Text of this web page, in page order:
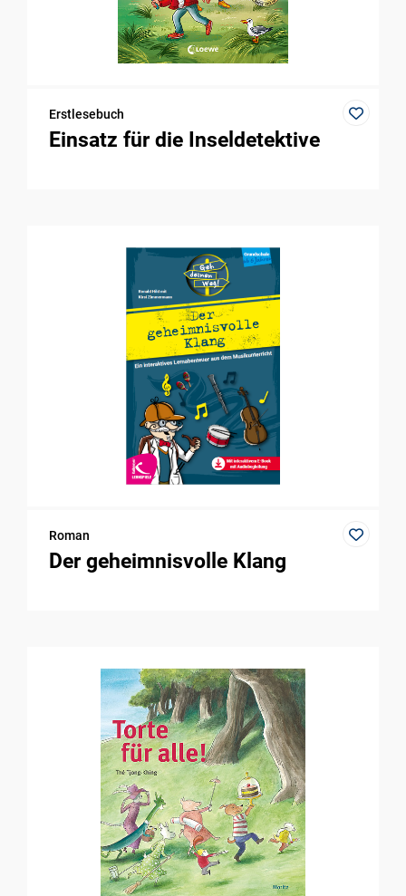
Erstlesebuch
Einsatz für die Inseldetektive
Roman
Der geheimnisvolle Klang